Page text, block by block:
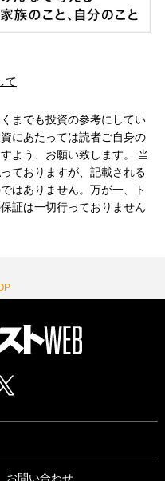
て
までも投資の参考にしてい
にあたっては読者ご自身の
よう、お願い致します。 当
ておりますが、記載される
はありません。万が一、ト
証は一切行っておりません
お問い合わせ